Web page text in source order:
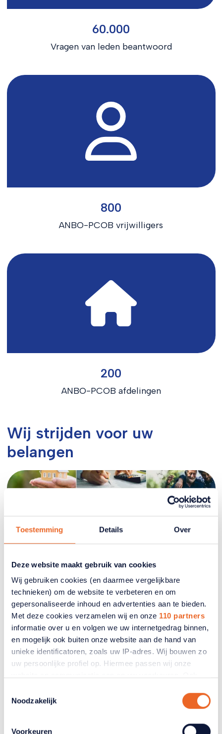
Toestemming Details Over
Deze website maakt gebruik van cookies
Wij gebruiken cookies (en daarmee vergelijkbare
technieken) om de website te verbeteren en om
gepersonaliseerde inhoud en advertenties aan te bieden.
Met deze cookies verzamelen wij en onze 110 partners
informatie over u en volgen we uw internetgedrag binnen,
en mogelijk ook buiten onze website aan de hand van
unieke identificatoren, zoals uw IP-adres. Wij bouwen zo
uw persoonlijke profiel op. Hiermee passen wij onze
van uw recente internetgedrag. Ook delen we mogelijk
partners voor social media, adverteren en analyse. Deze
Noodzakelijk
Voorkeuren
60.000
Vragen van leden beantwoord
800
ANBO-PCOB vrijwilligers
200
ANBO-PCOB afdelingen
Wij strijden voor uw
belangen
Onze standpunten
Lees meer